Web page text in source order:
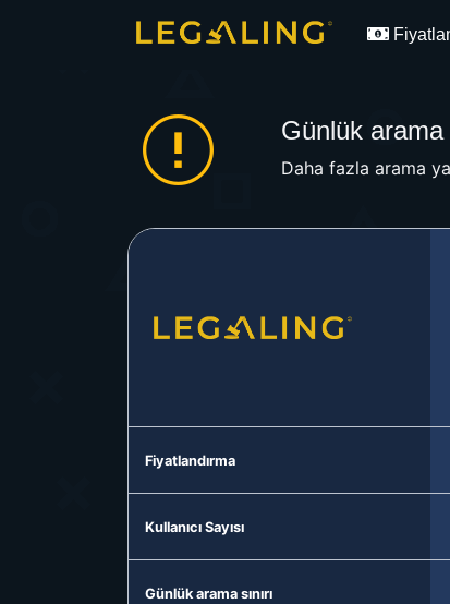
Günlük arama
Daha fazla arama
Fiyatlandırma
Kullanıcı Sayısı
Günlük arama sınırı